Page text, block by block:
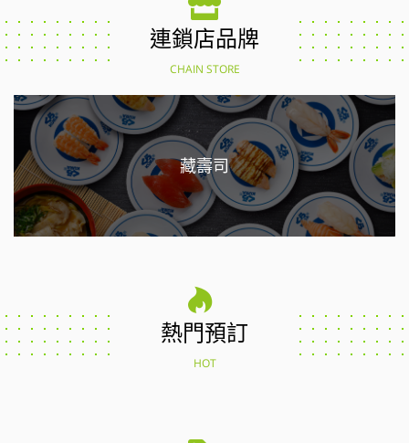
連鎖店品牌
CHAIN STORE
藏壽司
熱門預訂
HOT